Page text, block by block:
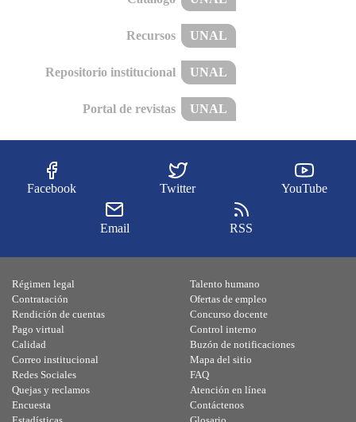
Recursos UNAL
Repositorio institucional UNAL
Portal de revistas UNAL
Facebook Twitter YouTube
Email RSS
Régimen legal
Contratación
Rendición de cuentas
Pago virtual
Calidad
Talento humano
Ofertas de empleo
Concurso docente
Control interno
Buzón de notificaciones
Correo institucional
Redes Sociales
Quejas y reclamos
Encuesta
Mapa del sitio
FAQ
Atención en línea
Contáctenos